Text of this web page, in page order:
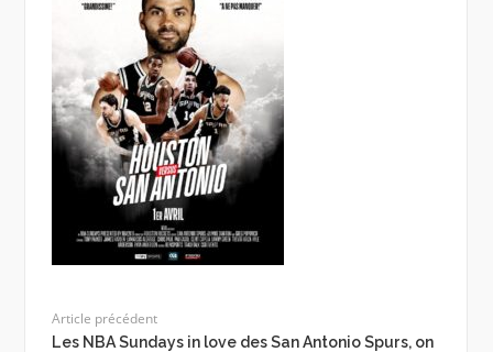
Article précédent
Les NBA Sundays in love des San Antonio Spurs, on